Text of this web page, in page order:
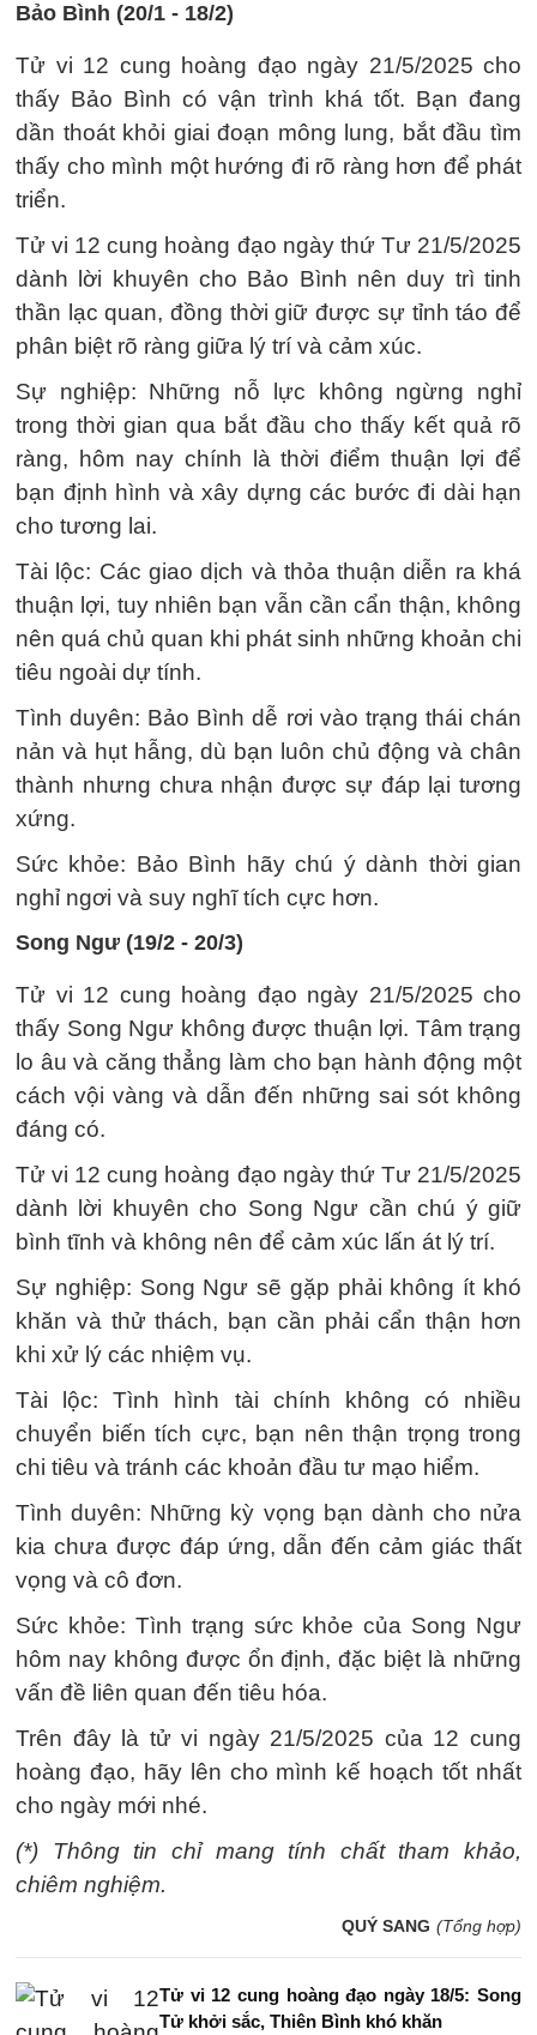
Bảo Bình (20/1 - 18/2)
Tử vi 12 cung hoàng đạo ngày 21/5/2025 cho
thấy Bảo Bình có vận trình khá tốt. Bạn đang
dần thoát khỏi giai đoạn mông lung, bắt đầu tìm
thấy cho mình một hướng đi rõ ràng hơn để phát
triển.
Tử vi 12 cung hoàng đạo ngày thứ Tư 21/5/2025
dành lời khuyên cho Bảo Bình nên duy trì tinh
thần lạc quan, đồng thời giữ được sự tỉnh táo để
phân biệt rõ ràng giữa lý trí và cảm xúc.
Sự nghiệp: Những nỗ lực không ngừng nghỉ
trong thời gian qua bắt đầu cho thấy kết quả rõ
ràng, hôm nay chính là thời điểm thuận lợi để
bạn định hình và xây dựng các bước đi dài hạn
cho tương lai.
Tài lộc: Các giao dịch và thỏa thuận diễn ra khá
thuận lợi, tuy nhiên bạn vẫn cần cẩn thận, không
nên quá chủ quan khi phát sinh những khoản chi
tiêu ngoài dự tính.
Tình duyên: Bảo Bình dễ rơi vào trạng thái chán
nản và hụt hẫng, dù bạn luôn chủ động và chân
thành nhưng chưa nhận được sự đáp lại tương
xứng.
Sức khỏe: Bảo Bình hãy chú ý dành thời gian
nghỉ ngơi và suy nghĩ tích cực hơn.
Song Ngư (19/2 - 20/3)
Tử vi 12 cung hoàng đạo ngày 21/5/2025 cho
thấy Song Ngư không được thuận lợi. Tâm trạng
lo âu và căng thẳng làm cho bạn hành động một
cách vội vàng và dẫn đến những sai sót không
đáng có.
Tử vi 12 cung hoàng đạo ngày thứ Tư 21/5/2025
dành lời khuyên cho Song Ngư cần chú ý giữ
bình tĩnh và không nên để cảm xúc lấn át lý trí.
Sự nghiệp: Song Ngư sẽ gặp phải không ít khó
khăn và thử thách, bạn cần phải cẩn thận hơn
khi xử lý các nhiệm vụ.
Tài lộc: Tình hình tài chính không có nhiều
chuyển biến tích cực, bạn nên thận trọng trong
chi tiêu và tránh các khoản đầu tư mạo hiểm.
Tình duyên: Những kỳ vọng bạn dành cho nửa
kia chưa được đáp ứng, dẫn đến cảm giác thất
vọng và cô đơn.
Sức khỏe: Tình trạng sức khỏe của Song Ngư
hôm nay không được ổn định, đặc biệt là những
vấn đề liên quan đến tiêu hóa.
Trên đây là tử vi ngày 21/5/2025 của 12 cung
hoàng đạo, hãy lên cho mình kế hoạch tốt nhất
cho ngày mới nhé.
(*) Thông tin chỉ mang tính chất tham khảo,
chiêm nghiệm.
QUÝ SANG (Tổng hợp)
Tử vi 12 cung hoàng đạo ngày 18/5: Song
Tử khởi sắc, Thiên Bình khó khăn